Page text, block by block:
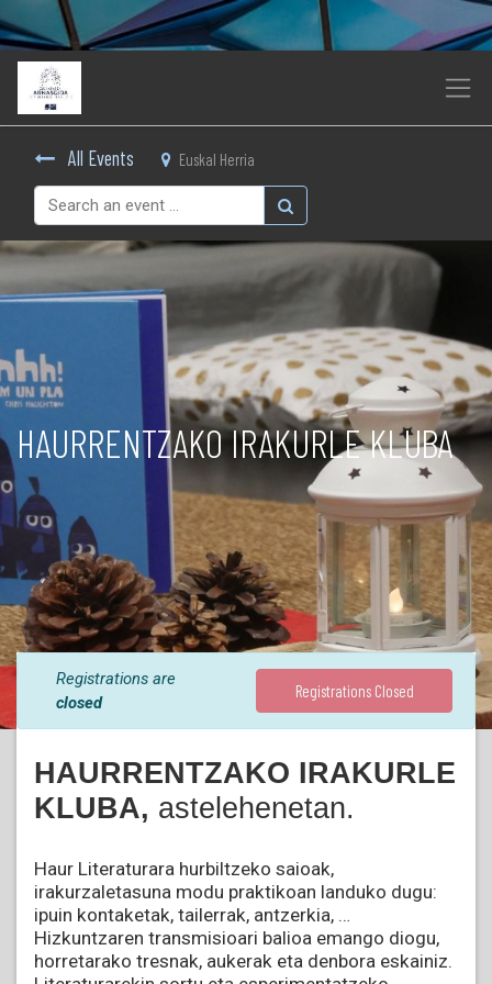
All Events Euskal Herria
HAURRENTZAKO IRAKURLE KLUBA
Registrations are
closed
Registrations Closed
HAURRENTZAKO IRAKURLE
KLUBA, astelehenetan.
Haur Literaturara hurbiltzeko saioak,
irakurzaletasuna modu praktikoan landuko dugu:
ipuin kontaketak, tailerrak, antzerkia, …
Hizkuntzaren transmisioari balioa emango diogu,
horretarako tresnak, aukerak eta denbora eskainiz.